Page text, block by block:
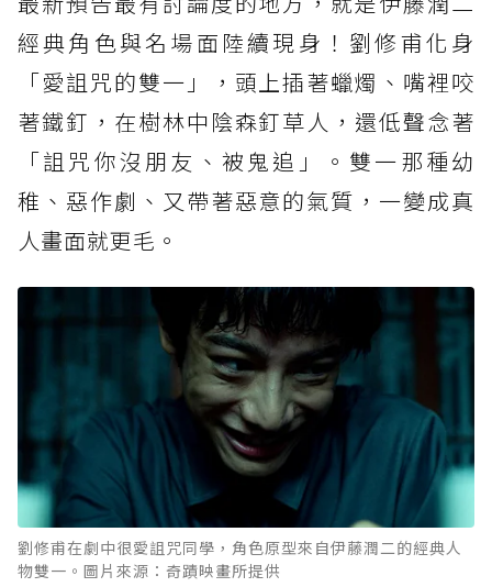
經典角色與名場面陸續現身！劉修甫化身
「愛詛咒的雙一」，頭上插著蠟燭、嘴裡咬
著鐵釘，在樹林中陰森釘草人，還低聲念著
「詛咒你沒朋友、被鬼追」。雙一那種幼
稚、惡作劇、又帶著惡意的氣質，一變成真
人畫面就更毛。
劉修甫在劇中很愛詛咒同學，角色原型來自伊藤潤二的經典人
物雙一。圖片來源：奇蹟映畫所提供